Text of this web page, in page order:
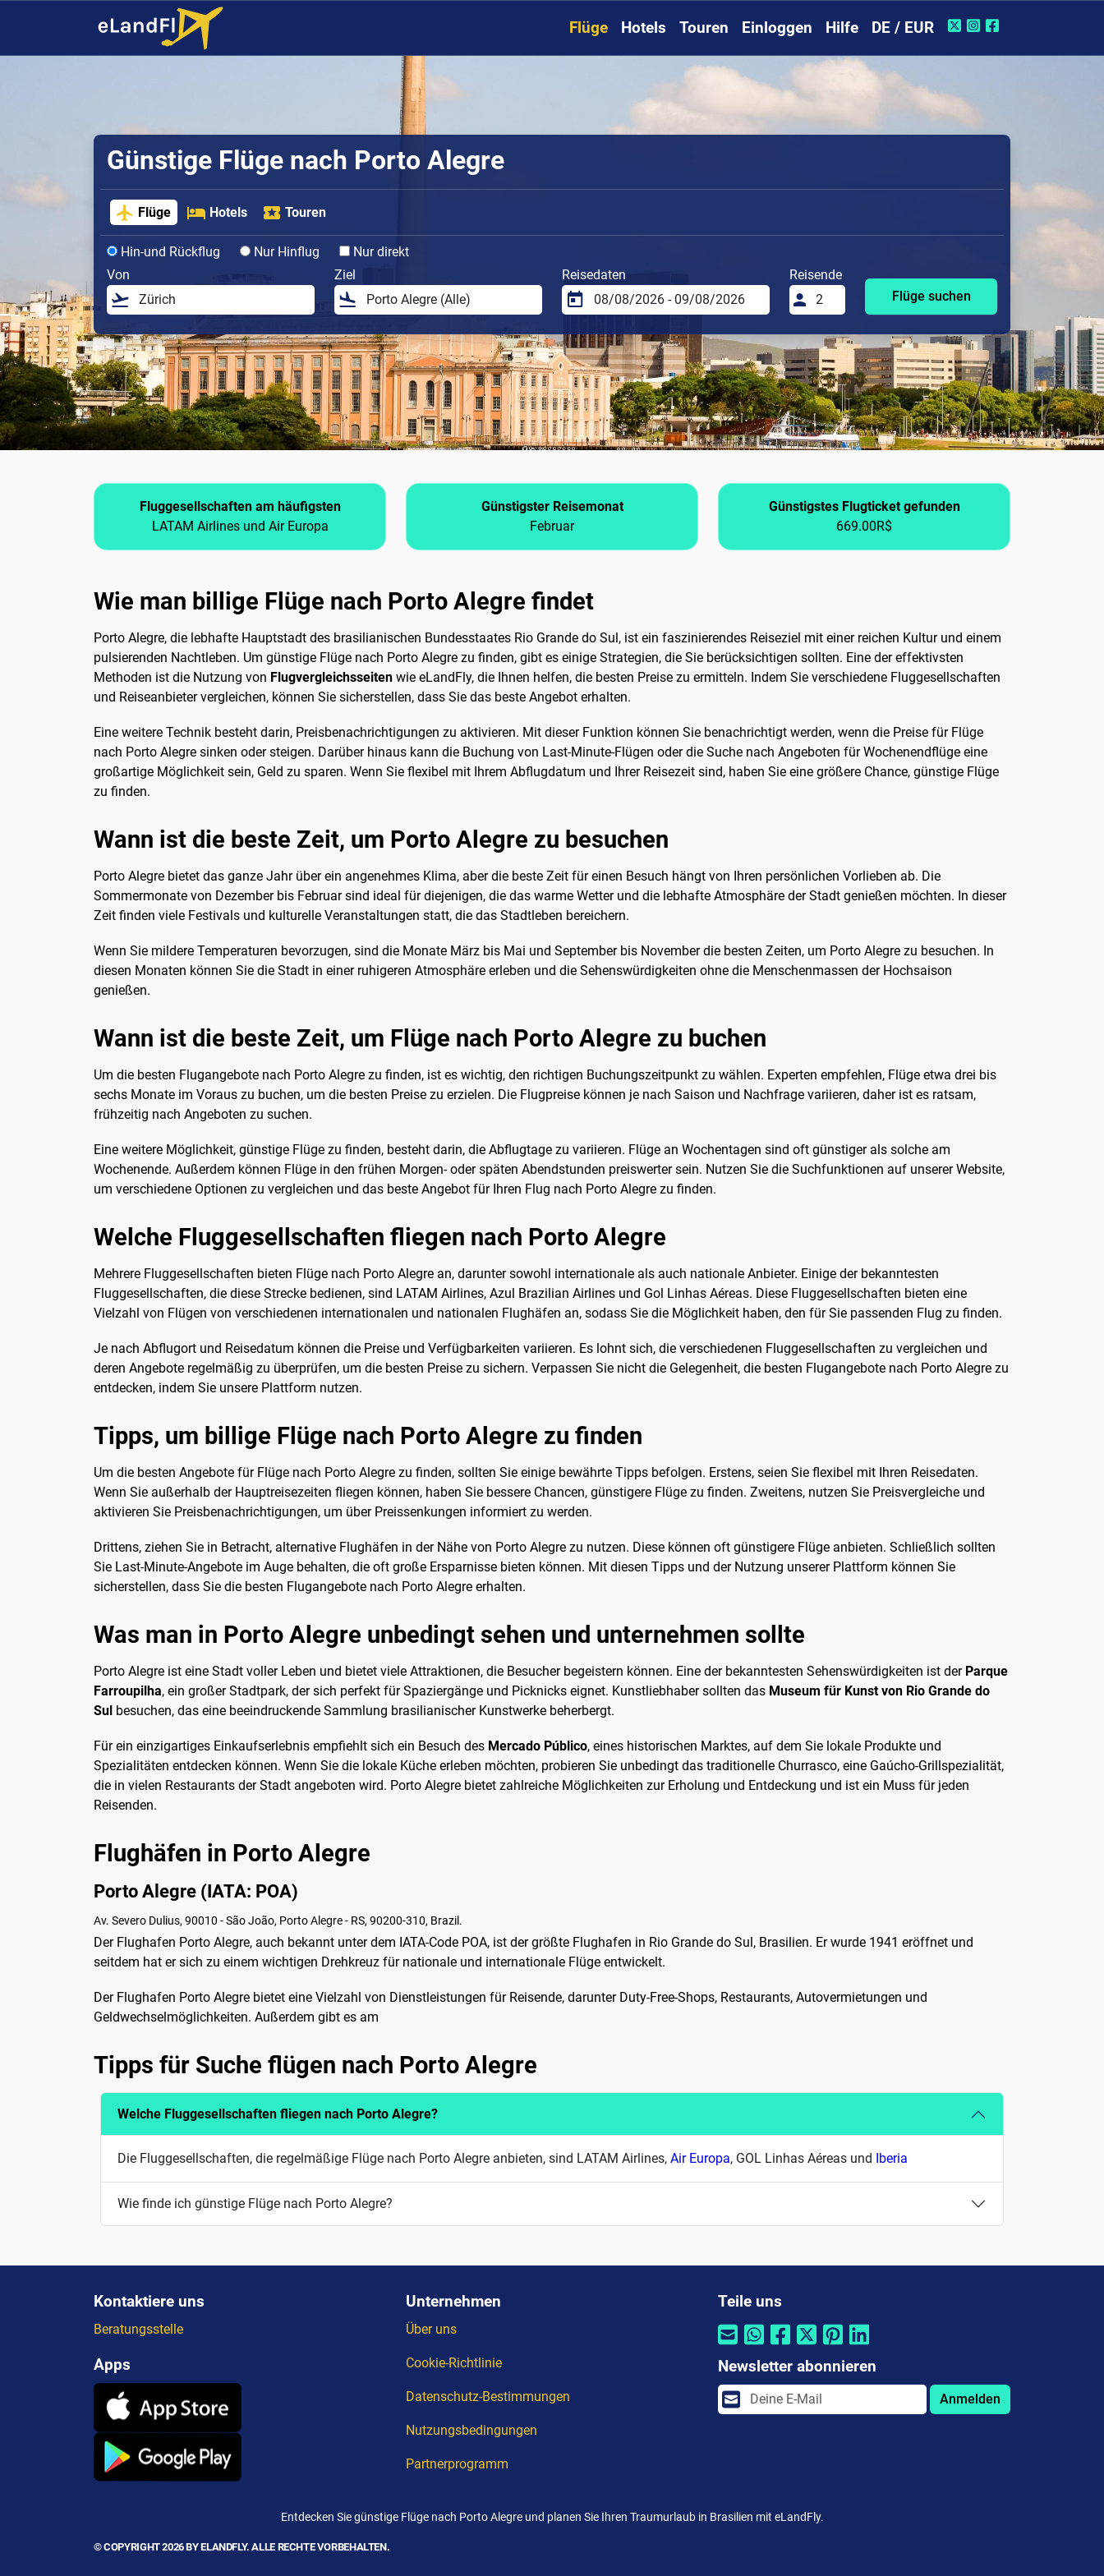
Flüge Hotels Touren Einloggen Hilfe DE / EUR
Günstige Flüge nach Porto Alegre
Flüge Hotels Touren
Hin-und Rückflug Nur Hinflug
Nur direkt
Von
Ziel Reisedaten
Reisende
Flüge suchen
Fluggesellschaften am häufigsten
LATAM Airlines und Air Europa
Günstigster Reisemonat
Februar
Günstigstes Flugticket gefunden
669.00R$
Wie man billige Flüge nach Porto Alegre findet
Porto Alegre, die lebhafte Hauptstadt des brasilianischen Bundesstaates Rio Grande do Sul, ist ein faszinierendes Reiseziel mit einer reichen Kultur und einem
pulsierenden Nachtleben. Um günstige Flüge nach Porto Alegre zu finden, gibt es einige Strategien, die Sie berücksichtigen sollten. Eine der effektivsten
Methoden ist die Nutzung von Flugvergleichsseiten wie eLandFly, die Ihnen helfen, die besten Preise zu ermitteln. Indem Sie verschiedene Fluggesellschaften
und Reiseanbieter vergleichen, können Sie sicherstellen, dass Sie das beste Angebot erhalten.
Eine weitere Technik besteht darin, Preisbenachrichtigungen zu aktivieren. Mit dieser Funktion können Sie benachrichtigt werden, wenn die Preise für Flüge
nach Porto Alegre sinken oder steigen. Darüber hinaus kann die Buchung von Last-Minute-Flügen oder die Suche nach Angeboten für Wochenendflüge eine
großartige Möglichkeit sein, Geld zu sparen. Wenn Sie flexibel mit Ihrem Abflugdatum und Ihrer Reisezeit sind, haben Sie eine größere Chance, günstige Flüge
zu finden.
Wann ist die beste Zeit, um Porto Alegre zu besuchen
Porto Alegre bietet das ganze Jahr über ein angenehmes Klima, aber die beste Zeit für einen Besuch hängt von Ihren persönlichen Vorlieben ab. Die
Sommermonate von Dezember bis Februar sind ideal für diejenigen, die das warme Wetter und die lebhafte Atmosphäre der Stadt genießen möchten. In dieser
Zeit finden viele Festivals und kulturelle Veranstaltungen statt, die das Stadtleben bereichern.
Wenn Sie mildere Temperaturen bevorzugen, sind die Monate März bis Mai und September bis November die besten Zeiten, um Porto Alegre zu besuchen. In
diesen Monaten können Sie die Stadt in einer ruhigeren Atmosphäre erleben und die Sehenswürdigkeiten ohne die Menschenmassen der Hochsaison
genießen.
Wann ist die beste Zeit, um Flüge nach Porto Alegre zu buchen
Um die besten Flugangebote nach Porto Alegre zu finden, ist es wichtig, den richtigen Buchungszeitpunkt zu wählen. Experten empfehlen, Flüge etwa drei bis
sechs Monate im Voraus zu buchen, um die besten Preise zu erzielen. Die Flugpreise können je nach Saison und Nachfrage variieren, daher ist es ratsam,
frühzeitig nach Angeboten zu suchen.
Eine weitere Möglichkeit, günstige Flüge zu finden, besteht darin, die Abflugtage zu variieren. Flüge an Wochentagen sind oft günstiger als solche am
Wochenende. Außerdem können Flüge in den frühen Morgen- oder späten Abendstunden preiswerter sein. Nutzen Sie die Suchfunktionen auf unserer Website,
um verschiedene Optionen zu vergleichen und das beste Angebot für Ihren Flug nach Porto Alegre zu finden.
Welche Fluggesellschaften fliegen nach Porto Alegre
Mehrere Fluggesellschaften bieten Flüge nach Porto Alegre an, darunter sowohl internationale als auch nationale Anbieter. Einige der bekanntesten
Fluggesellschaften, die diese Strecke bedienen, sind LATAM Airlines, Azul Brazilian Airlines und Gol Linhas Aéreas. Diese Fluggesellschaften bieten eine
Vielzahl von Flügen von verschiedenen internationalen und nationalen Flughäfen an, sodass Sie die Möglichkeit haben, den für Sie passenden Flug zu finden.
Je nach Abflugort und Reisedatum können die Preise und Verfügbarkeiten variieren. Es lohnt sich, die verschiedenen Fluggesellschaften zu vergleichen und
deren Angebote regelmäßig zu überprüfen, um die besten Preise zu sichern. Verpassen Sie nicht die Gelegenheit, die besten Flugangebote nach Porto Alegre zu
entdecken, indem Sie unsere Plattform nutzen.
Tipps, um billige Flüge nach Porto Alegre zu finden
Um die besten Angebote für Flüge nach Porto Alegre zu finden, sollten Sie einige bewährte Tipps befolgen. Erstens, seien Sie flexibel mit Ihren Reisedaten.
Wenn Sie außerhalb der Hauptreisezeiten fliegen können, haben Sie bessere Chancen, günstigere Flüge zu finden. Zweitens, nutzen Sie Preisvergleiche und
aktivieren Sie Preisbenachrichtigungen, um über Preissenkungen informiert zu werden.
Drittens, ziehen Sie in Betracht, alternative Flughäfen in der Nähe von Porto Alegre zu nutzen. Diese können oft günstigere Flüge anbieten. Schließlich sollten
Sie Last-Minute-Angebote im Auge behalten, die oft große Ersparnisse bieten können. Mit diesen Tipps und der Nutzung unserer Plattform können Sie
sicherstellen, dass Sie die besten Flugangebote nach Porto Alegre erhalten.
Was man in Porto Alegre unbedingt sehen und unternehmen sollte
Porto Alegre ist eine Stadt voller Leben und bietet viele Attraktionen, die Besucher begeistern können. Eine der bekanntesten Sehenswürdigkeiten ist der Parque
Farroupilha, ein großer Stadtpark, der sich perfekt für Spaziergänge und Picknicks eignet. Kunstliebhaber sollten das Museum für Kunst von Rio Grande do
Sul besuchen, das eine beeindruckende Sammlung brasilianischer Kunstwerke beherbergt.
Für ein einzigartiges Einkaufserlebnis empfiehlt sich ein Besuch des Mercado Público, eines historischen Marktes, auf dem Sie lokale Produkte und
Spezialitäten entdecken können. Wenn Sie die lokale Küche erleben möchten, probieren Sie unbedingt das traditionelle Churrasco, eine Gaúcho-Grillspezialität,
die in vielen Restaurants der Stadt angeboten wird. Porto Alegre bietet zahlreiche Möglichkeiten zur Erholung und Entdeckung und ist ein Muss für jeden
Reisenden.
Flughäfen in Porto Alegre
Porto Alegre (IATA: POA)
Av. Severo Dulius, 90010 - São João, Porto Alegre - RS, 90200-310, Brazil.
Der Flughafen Porto Alegre, auch bekannt unter dem IATA-Code POA, ist der größte Flughafen in Rio Grande do Sul, Brasilien. Er wurde 1941 eröffnet und
seitdem hat er sich zu einem wichtigen Drehkreuz für nationale und internationale Flüge entwickelt.
Der Flughafen Porto Alegre bietet eine Vielzahl von Dienstleistungen für Reisende, darunter Duty-Free-Shops, Restaurants, Autovermietungen und
Geldwechselmöglichkeiten. Außerdem gibt es am
Tipps für Suche flügen nach Porto Alegre
Welche Fluggesellschaften fliegen nach Porto Alegre?
Die Fluggesellschaften, die regelmäßige Flüge nach Porto Alegre anbieten, sind LATAM Airlines, Air Europa, GOL Linhas Aéreas und Iberia
Wie finde ich günstige Flüge nach Porto Alegre?
Kontaktiere uns
Beratungsstelle
Apps
Unternehmen
Über uns
Cookie-Richtlinie
Datenschutz-Bestimmungen
Nutzungsbedingungen
Partnerprogramm
Teile uns
Newsletter abonnieren
Anmelden
Entdecken Sie günstige Flüge nach Porto Alegre und planen Sie Ihren Traumurlaub in Brasilien mit eLandFly.
© COPYRIGHT 2026 BY ELANDFLY. ALLE RECHTE VORBEHALTEN.